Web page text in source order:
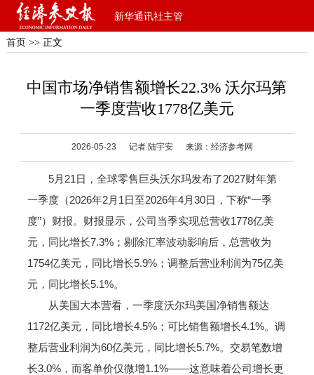
新华通讯社主管
首页 >> 正文
中国市场净销售额增长22.3% 沃尔玛第
一季度营收1778亿美元
2026-05-23 记者 陆宇安 来源：经济参考网
5月21日，全球零售巨头沃尔玛发布了2027财年第
一季度（2026年2月1日至2026年4月30日，下称“一季
度”）财报。财报显示，公司当季实现总营收1778亿美
元，同比增长7.3%；剔除汇率波动影响后，总营收为
1754亿美元，同比增长5.9%；调整后营业利润为75亿美
元，同比增长5.1%。
从美国大本营看，一季度沃尔玛美国净销售额达
1172亿美元，同比增长4.5%；可比销售额增长4.1%。调
整后营业利润为60亿美元，同比增长5.7%。交易笔数增
长3.0%，而客单价仅微增1.1%——这意味着公司增长更